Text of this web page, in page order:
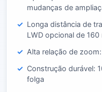
mudanças de
Longa distância de
LWD opcional de 160
Alta relação de
Construção durável:
folga